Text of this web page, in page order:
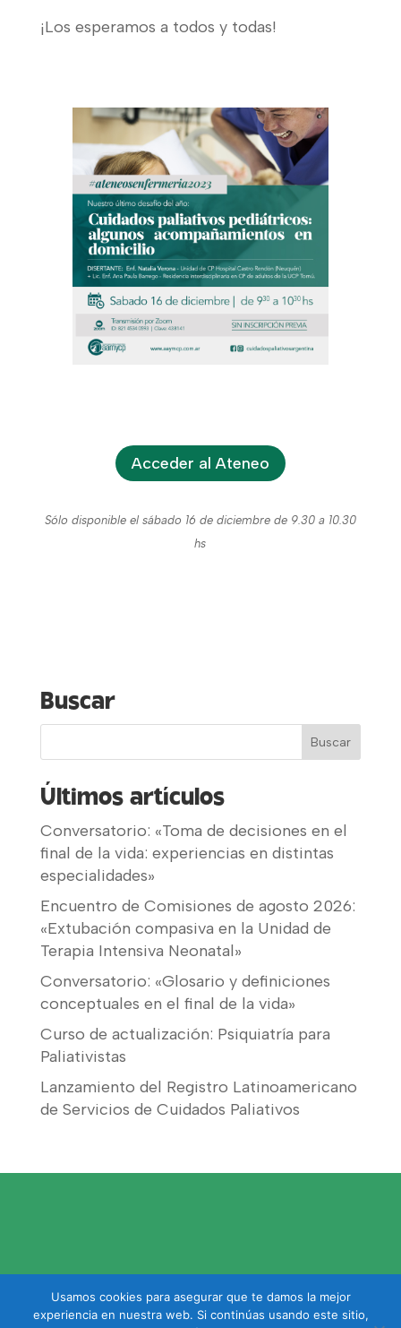
¡Los esperamos a todos y todas!
Acceder al Ateneo
Sólo disponible el sábado 16 de diciembre de 9.30 a 10.30
hs
Buscar
Últimos artículos
Conversatorio: «Toma de decisiones en el
final de la vida: experiencias en distintas
especialidades»
Encuentro de Comisiones de agosto 2026:
«Extubación compasiva en la Unidad de
Terapia Intensiva Neonatal»
Conversatorio: «Glosario y definiciones
conceptuales en el final de la vida»
Curso de actualización: Psiquiatría para
Paliativistas
Lanzamiento del Registro Latinoamericano
de Servicios de Cuidados Paliativos
Usamos cookies para asegurar que te damos la mejor
experiencia en nuestra web. Si continúas usando este sitio,